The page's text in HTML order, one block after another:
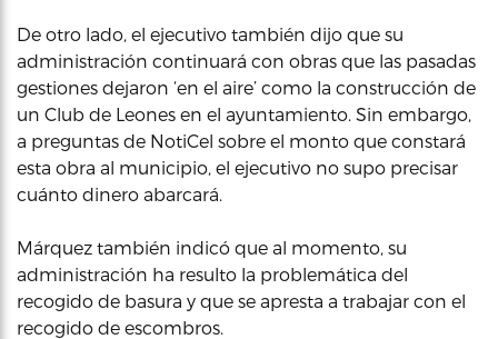
De otro lado, el ejecutivo también dijo que su
administración continuará con obras que las pasadas
gestiones dejaron ‘en el aire’ como la construcción de
un Club de Leones en el ayuntamiento. Sin embargo,
a preguntas de NotiCel sobre el monto que constará
esta obra al municipio, el ejecutivo no supo precisar
cuánto dinero abarcará.
Márquez también indicó que al momento, su
administración ha resulto la problemática del
recogido de basura y que se apresta a trabajar con el
recogido de escombros.